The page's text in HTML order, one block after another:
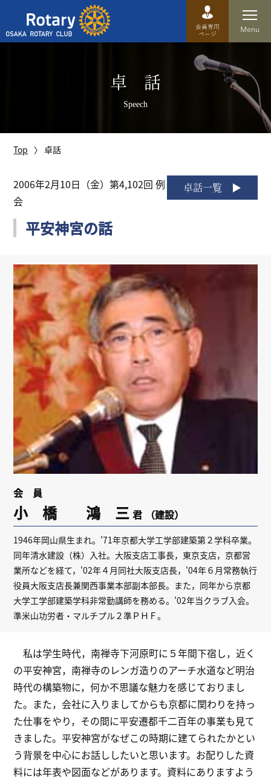
運営方針
歴史
特徴
リンク
会員専用ページ
English
卓 話
Speech
Top 卓話
卓話一覧
2006年2月10日（金）第4,102回 例
会
平安神宮の話
会 員
小 橋 鴻 三君 （建設）
1946年岡山県生まれ。'71年京都大学工学部建築第２学科卒業。
同年清水建設（株）入社。大阪支店工事長，東京支店，京都営
業所などを経て，'02年４月同社大阪支店長，'04年６月常務執行
役員大阪支店長兼関西事業本部副本部長。また，同年から京都
大学工学部建築学科非常勤講師を務める。'02年当クラブ入会。
準米山功労者・マルチプル２準ＰＨＦ。
私は学生時代，南禅寺下河原町に５年間下宿し，近く
の平安神宮，南禅寺のレンガ造りのアーチ水道など明治
時代の構築物に，何か不思議な魅力を感じておりまし
た。また，会社に入りましてからも京都に関わりを持っ
た仕事をやり，その間に平安遷都千二百年の事業も見て
きました。平安神宮がなぜこの時期に建てられたかとい
う背景を中心にお話ししたいと思います。お配りした資
料には年表や図面などがあります。資料にありますよう